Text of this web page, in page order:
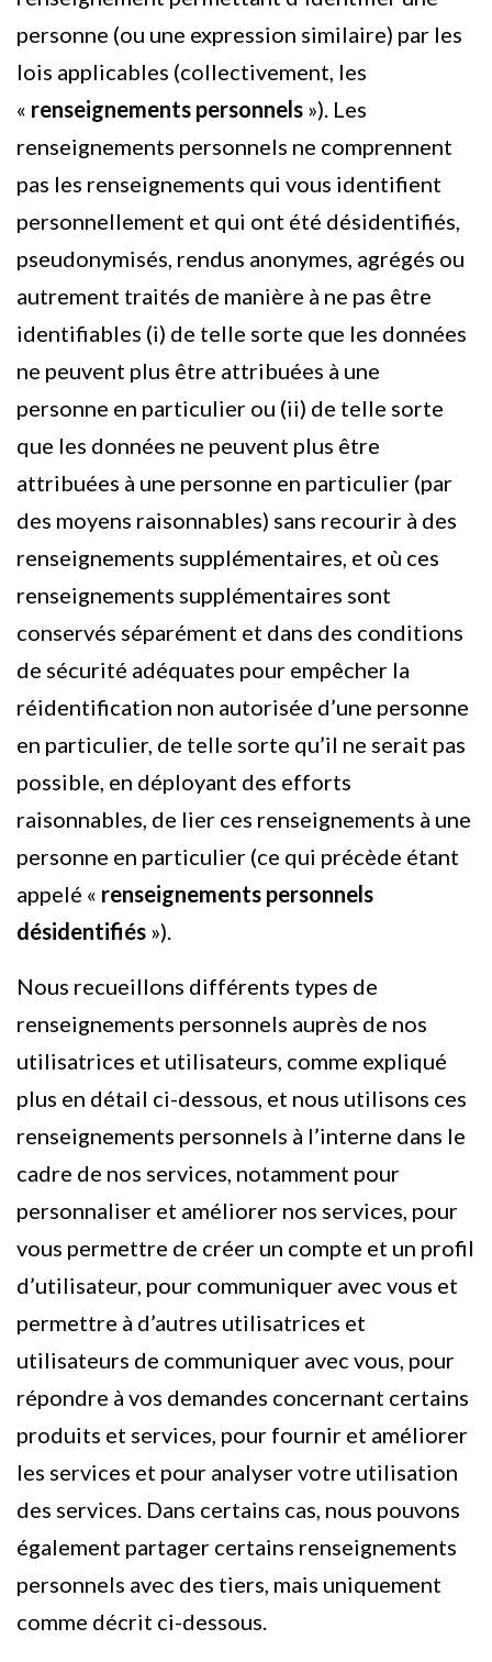
personne (ou une expression similaire) par les
lois applicables (collectivement, les
« renseignements personnels »). Les
renseignements personnels ne comprennent
pas les renseignements qui vous identifient
personnellement et qui ont été désidentifiés,
pseudonymisés, rendus anonymes, agrégés ou
autrement traités de manière à ne pas être
identifiables (i) de telle sorte que les données
ne peuvent plus être attribuées à une
personne en particulier ou (ii) de telle sorte
que les données ne peuvent plus être
attribuées à une personne en particulier (par
des moyens raisonnables) sans recourir à des
renseignements supplémentaires, et où ces
renseignements supplémentaires sont
conservés séparément et dans des conditions
de sécurité adéquates pour empêcher la
réidentification non autorisée d’une personne
en particulier, de telle sorte qu’il ne serait pas
possible, en déployant des efforts
raisonnables, de lier ces renseignements à une
personne en particulier (ce qui précède étant
appelé « renseignements personnels
désidentifiés »).
Nous recueillons différents types de
renseignements personnels auprès de nos
utilisatrices et utilisateurs, comme expliqué
plus en détail ci-dessous, et nous utilisons ces
renseignements personnels à l’interne dans le
cadre de nos services, notamment pour
personnaliser et améliorer nos services, pour
vous permettre de créer un compte et un profil
d’utilisateur, pour communiquer avec vous et
permettre à d’autres utilisatrices et
utilisateurs de communiquer avec vous, pour
répondre à vos demandes concernant certains
produits et services, pour fournir et améliorer
les services et pour analyser votre utilisation
des services. Dans certains cas, nous pouvons
également partager certains renseignements
personnels avec des tiers, mais uniquement
comme décrit ci-dessous.